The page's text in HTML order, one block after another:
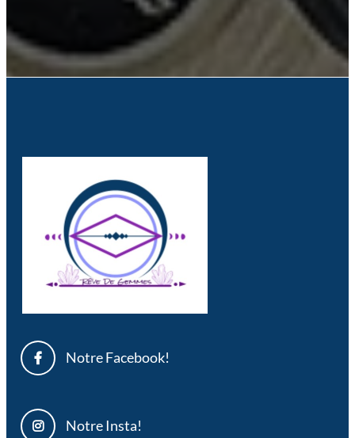
Notre Facebook!
Notre Insta!